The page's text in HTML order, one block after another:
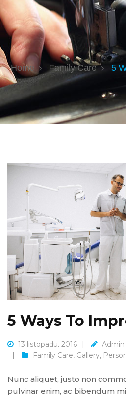
Home Family Care 5
5 Ways To
13 listopadu, 2016
Admin
Family Care, Gallery,
Nunc aliquet, justo non
pulvinar enim, ac bibendum